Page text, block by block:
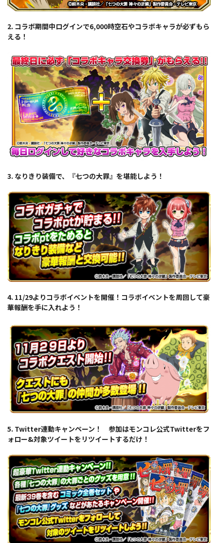
2. コラボ期間中ログインで6,000時空石やコラボキャラが必ずもら
える！
3. なりきり装備で、『七つの大罪』を堪能しよう！
4. 11/29よりコラボイベントを開催！コラボイベントを周回して豪
華報酬を手に入れよう！
5. Twitter連動キャンペーン！ 参加はモンコレ公式Twitterをフ
ォロー&対象ツイートをリツイートするだけ！